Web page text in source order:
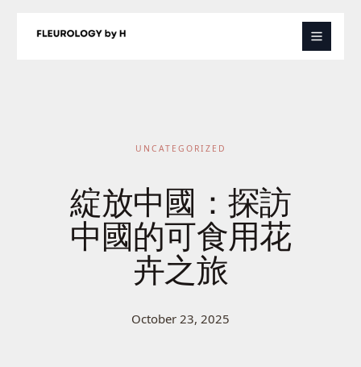
UNCATEGORIZED
綻放中國：探訪
中國的可食用花
卉之旅
October 23, 2025